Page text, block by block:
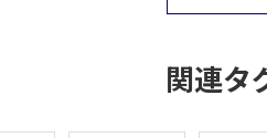
関連タ